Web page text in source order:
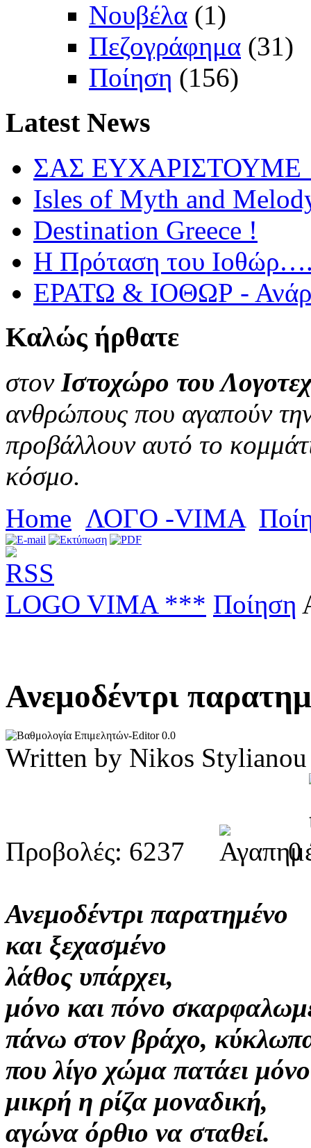
Νουβέλα (1)
Πεζογράφημα (31)
Ποίηση (156)
LatestNews
ΣΑΣ ΕΥΧΑΡΙΣΤΟΥΜΕ
Isles of Myth and
Destination Greece !
Η Πρόταση του
ΕΡΑΤΩ & ΙΟΘΩΡ -
Καλώς ήρθατε
στον Ιστοχώρο του
ανθρώπους που αγαπούν
προβάλλουν αυτό το
κόσμο.
Home ΛΟΓΟ -VIMA
LOGO VIMA *** Ποίηση
Ανεμοδέντρι
0.0
Written by Nikos
Προβολές: 6237 0
Ανεμοδέντρι παρατημένο
και ξεχασμένο
λάθος υπάρχει,
μόνο και πόνο
πάνω στον βράχο,
που λίγο χώμα πατάει μόνο
μικρή η ρίζα μοναδική,
αγώνα όρθιο να σταθεί.